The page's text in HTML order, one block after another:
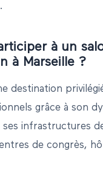
à un
à Marseille ?
destination
grâce à son
ses infrastructures
de congrès,